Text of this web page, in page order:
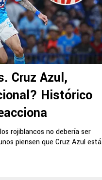
Cruz Azul,
Histórico
rojiblancos no debería ser
piensen que Cruz Azul está